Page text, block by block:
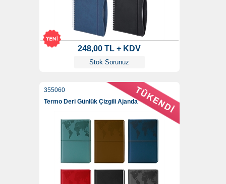
248,00 TL + KDV
Stok Sorunuz
355060
Termo Deri Günlük Çizgili Ajanda